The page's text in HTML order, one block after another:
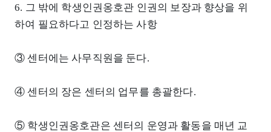
6. 그 밖에 학생인권옹호관 인권의 보장과 향상을 위
하여 필요하다고 인정하는 사항
③ 센터에는 사무직원을 둔다.
④ 센터의 장은 센터의 업무를 총괄한다.
⑤ 학생인권옹호관은 센터의 운영과 활동을 매년 교